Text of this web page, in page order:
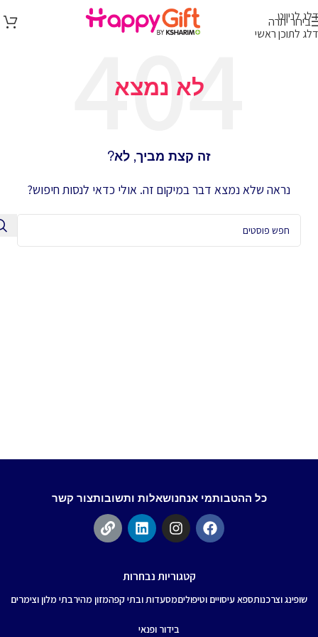
דלג לניווט
דלג לתוכן ראשי
בירור יתרה
לא נמצא
זה קצת מביך, לא?
נראה שלא נמצא דבר במיקום זה. אולי כדאי לנסות חיפוש?
כל ההטבותמי אנחנושאלות ותשובותצור קשר
קטגוריות נבחרות
שופינג וצרכנותספא עיסויים וטיפוליםמסעדות ובתי קפהמזון מהירבתי מלון וצימרים
בידור ופנאי